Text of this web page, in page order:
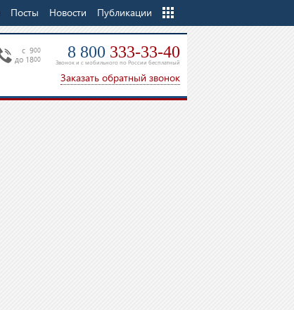
Посты Новости Публикации
Еще
c 900
до 1800 8 800 333-33-40
Звонок и с мобильного по России бесплатный
Заказать обратный звонок